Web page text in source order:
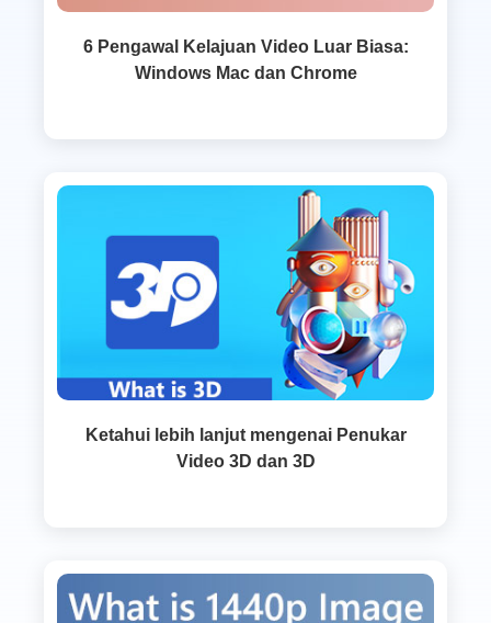
6 Pengawal Kelajuan Video Luar Biasa:
Windows Mac dan Chrome
Ketahui lebih lanjut mengenai Penukar
Video 3D dan 3D